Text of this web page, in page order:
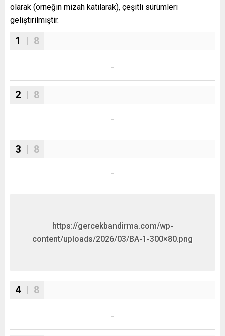
olarak (örneğin mizah katılarak), çeşitli sürümleri
geliştirilmiştir.
1 | 8
2 | 8
3 | 8
https://gercekbandirma.com/wp-
content/uploads/2026/03/BA-1-300×80.png
4| 8